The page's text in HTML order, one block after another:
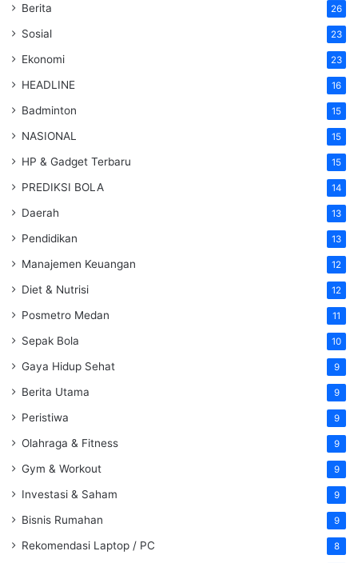
Berita 26
Sosial 23
Ekonomi 23
HEADLINE 16
Badminton 15
NASIONAL 15
HP & Gadget Terbaru 15
PREDIKSI BOLA 14
Daerah 13
Pendidikan 13
Manajemen Keuangan 12
Diet & Nutrisi 12
Posmetro Medan 11
Sepak Bola 10
Gaya Hidup Sehat 9
Berita Utama 9
Peristiwa 9
Olahraga & Fitness 9
Gym & Workout 9
Investasi & Saham 9
Bisnis Rumahan 9
Rekomendasi Laptop / PC 8